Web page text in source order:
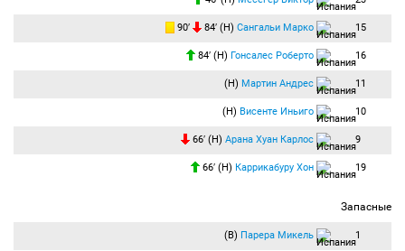
90′ 84′ (Н) Сангальи Марко 15
84′ (Н) Гонсалес Роберто 16
(Н) Мартин Андрес 11
(Н) Висенте Иньиго 10
66′ (Н) Арана Хуан Карлос 9
66′ (Н) Каррикабуру Хон 19
Запасные
(В) Парера Микель 1